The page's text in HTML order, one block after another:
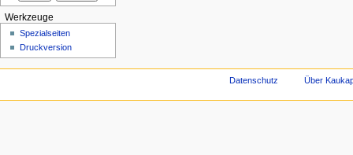
Werkzeuge
Spezialseiten
Druckversion
Datenschutz Über